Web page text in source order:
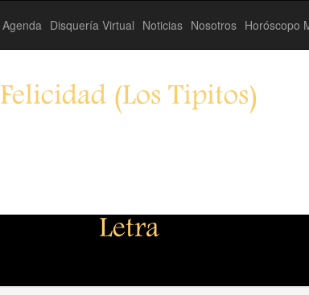
Agenda Disquería Virtual Noticias Nosotros Horóscopo
Felicidad (Los Tipitos)
Letra